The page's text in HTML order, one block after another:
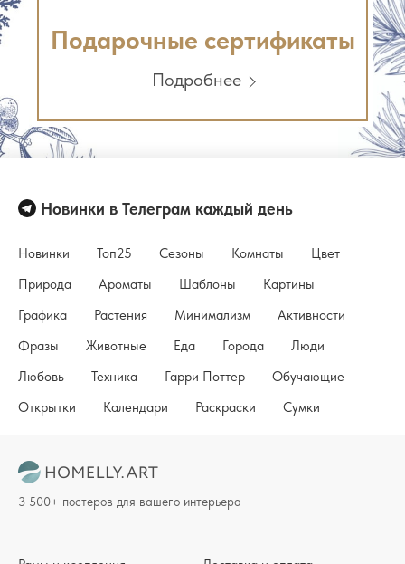
Подарочные сертификаты
Подробнее
Новинки в Телеграм каждый день
Новинки Топ25 Сезоны Комнаты
Цвет
Природа
Ароматы Шаблоны
Картины
Графика
Растения Минимализм
Активности
Фразы
Животные Еда Города
Люди
Любовь
Техника Гарри Поттер
Обучающие
Открытки
Календари Раскраски Сумки
3 500+ постеров для вашего интерьера